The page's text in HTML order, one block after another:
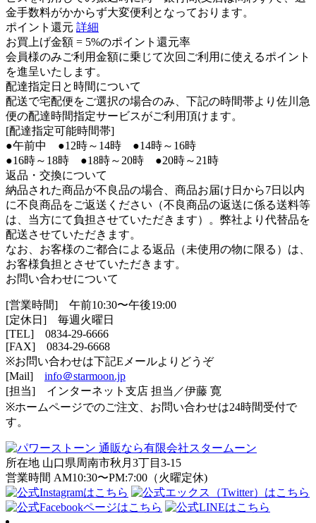
金手数料がかからず大変便利となっております。
ポイント還元 詳細
お買上げ金額 = 5%のポイント還元率
会員様のみご利用金額に乗じて次回ご利用に使えるポイント
を進呈いたします。
配達指定日と時間について
配送で宅配便をご選択の場合のみ、下記の時間帯より佐川急
便の配達時間指定サービスがご利用頂けます。
[配達指定可能時間帯]
●午前中 ●12時～14時 ●14時～16時
●16時～18時 ●18時～20時 ●20時～21時
返品・交換について
納品された商品が不良品の場合、商品お届け日から7日以内
に不良商品をご返送ください（不良商品の返送に係る送料等
は、当方にて負担させていただきます）。弊社より代替品を
配送させていただきます。
なお、お客様のご都合による返品（未使用の物に限る）は、
お客様負担とさせていただきます。
お問い合わせについて
[営業時間] 午前10:30〜午後19:00
[定休日] 毎週火曜日
[TEL] 0834-29-6666
[FAX] 0834-29-6668
※お問い合わせは下記Eメールよりどうぞ
[Mail] info＠starmoon.jp
[担当] インターネット支店 担当／伊藤 寛
※ホームページでのご注文、お問い合わせは24時間受付で
す。
所在地 山口県周南市秋月3丁目3-15
営業時間 AM10:30〜PM:7:00（火曜定休)